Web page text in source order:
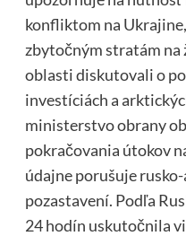
konfliktom na
zbytočným stratám na
oblasti diskutovali o
investíciách a
ministerstvo obrany
pokračovania útokov
údajne porušuje
pozastavení. Podľa
24 hodín uskutočnila